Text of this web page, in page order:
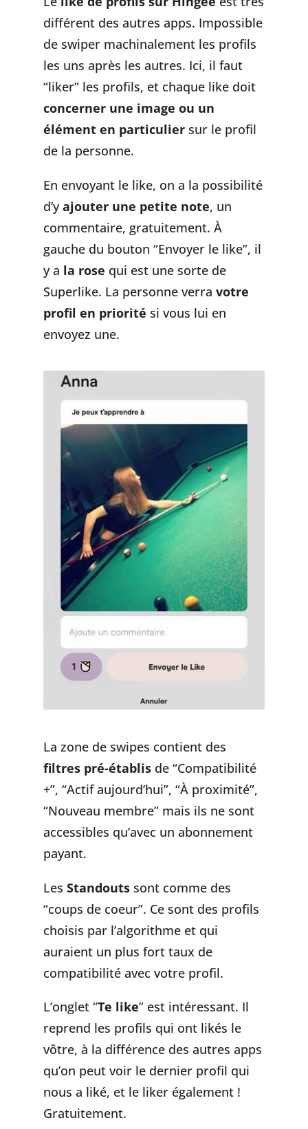
différent des autres apps. Impossible
de swiper machinalement les profils
les uns après les autres. Ici, il faut
“liker” les profils, et chaque like doit
concerner une image ou un
élément en particuliersur le profil
de la personne.
En envoyant le like, on a la possibilité
d’yajouter une petite note, un
commentaire, gratuitement. À
gauche du bouton “Envoyer le like”, il
y a la rose qui est une sorte de
Superlike. La personne verra votre
profil en priorité si vous lui en
envoyez une.
La zone de swipes contient des
filtres pré-établisde “Compatibilité
+”, “Actif aujourd’hui”, “À proximité”,
“Nouveau membre” mais ils ne sont
accessibles qu’avec un abonnement
payant.
Les Standoutssont comme des
“coups de coeur”. Ce sont des profils
choisis par l’algorithme et qui
auraient un plus fort taux de
compatibilité avec votre profil.
L’onglet “Te like” est intéressant. Il
reprend les profils qui ont likés le
vôtre, à la différence des autres apps
qu’on peut voir le dernier profil qui
nous a liké, et le liker également !
Gratuitement.